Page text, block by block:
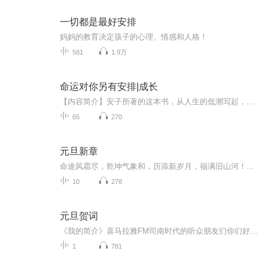
一切都是最好安排
妈妈的教育决定孩子的心理、情感和人格！
581 1.9万
命运对你另有安排|成长
65 270
元旦新章
10 278
元旦贺词
1 781